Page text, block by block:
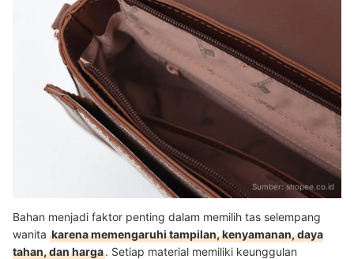
Sumber: shopee.co.id
Bahan menjadi faktor penting dalam memilih tas selempang
wanita karena memengaruhi tampilan, kenyamanan, daya
tahan, dan harga. Setiap material memiliki keunggulan